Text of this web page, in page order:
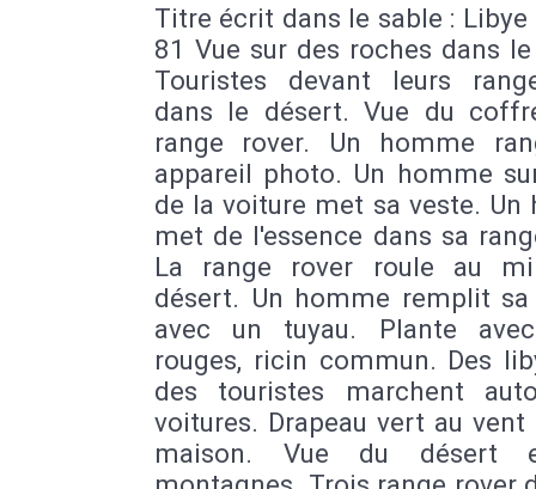
Titre écrit dans le sable : Libye
81 Vue sur des roches dans
Touristes devant leurs
dans le désert. Vue du
range rover. Un homme
appareil photo. Un homme
de la voiture met sa veste. Un
met de l'essence dans sa
La range rover roule au
désert. Un homme remplit sa
avec un tuyau. Plante
rouges, ricin commun. Des
des touristes marchent
voitures. Drapeau vert au vent
maison. Vue du désert